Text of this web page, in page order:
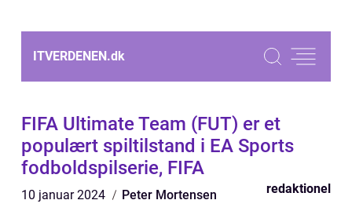
ITVERDENEN.dk
FIFA Ultimate Team (FUT) er et
populært spiltilstand i EA Sports
fodboldspilserie, FIFA
10 januar 2024 Peter Mortensen redaktionel